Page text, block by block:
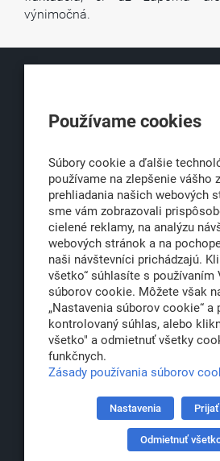
výnimočná.
Obchodná 6
+421 2 54 646
Copyright: Klub
Všetky práva
Právna
Partner:
Používame cookies
Súbory cookie a ďalšie
používame na zlepšenie vášho
prehliadania našich webových
sme vám zobrazovali
cielené reklamy, na analýzu
webových stránok a na
naši návštevníci prichádzajú.
všetko“ súhlasíte s používaním
súborov cookie. Môžete však
„Nastavenia súborov cookie“ a
kontrolovaný súhlas, alebo
všetko" a odmietnuť všetky
funkčnych.
Zásady používania súborov
Nastavenia
Odmietnuť